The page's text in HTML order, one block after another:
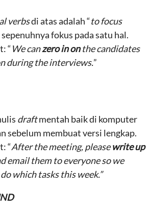
verbsdi atas adalah “to focus
sepenuhnya fokus pada satu hal.
“We canzero in onthe candidates
during the interviews.”
draftmentah baik di komputer
sebelum membuat versi lengkap.
“After the meeting, pleasewrite up
email them to everyone so we
which tasks this week.”